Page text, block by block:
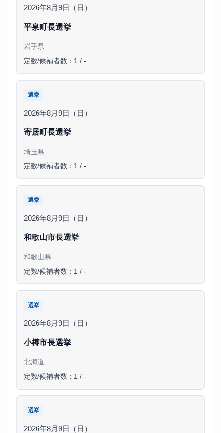
2026年8月9日（日）
平泉町長選挙
岩手県
定数/候補者数：1 / -
選挙
2026年8月9日（日）
寄居町長選挙
埼玉県
定数/候補者数：1 / -
選挙
2026年8月9日（日）
和歌山市長選挙
和歌山県
定数/候補者数：1 / -
選挙
2026年8月9日（日）
小樽市長選挙
北海道
定数/候補者数：1 / -
選挙
2026年8月9日（日）